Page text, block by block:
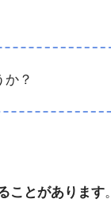
か？
ことがあります。